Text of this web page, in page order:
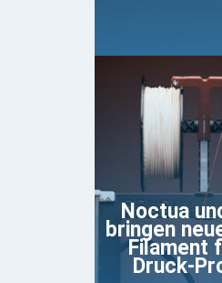
Noctua
bringen
Filament
Druck-